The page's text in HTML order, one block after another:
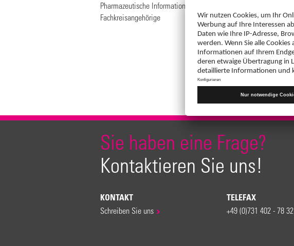
Pharmazeutische Informationen für
Fachkreisangehörige
Sie haben eine Frage?
Kontaktieren Sie uns!
KONTAKT
Schreiben Sie uns
TELEFAX
+49 (0)731 402 - 78 32